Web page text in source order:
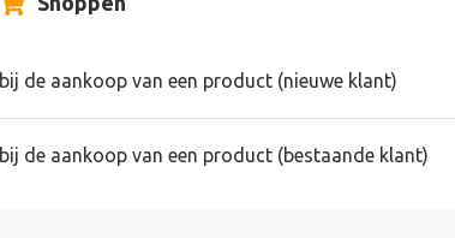
bij de aankoop van een product (nieuwe klant)
bij de aankoop van een product (bestaande klant)